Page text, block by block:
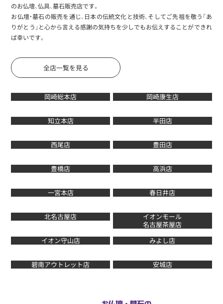
のお仏壇、仏具、墓石販売店です。
お仏壇・墓石の販売を通じ、日本の伝統文化と技術、そしてご先祖を敬う「あ
りがとう」と心から言える感謝の気持ちを少しでもお伝えすることができれ
ば幸いです。
全店一覧を見る
岡崎総本店 岡崎康生店
知立本店 半田店
西尾店 豊田店
豊橋店 高浜店
一宮本店 春日井店
北名古屋店
イオンモール
名古屋茶屋店
イオン守山店
みよし店
碧南アウトレット店 安城店